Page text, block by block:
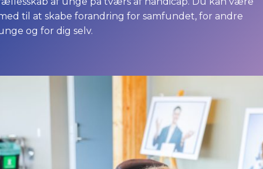
til at skabe forandring for samfundet, for andre
og for dig selv.